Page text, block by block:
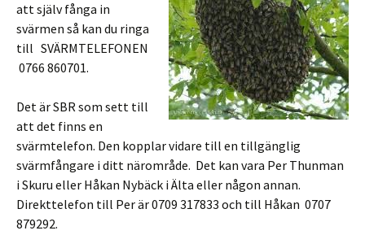
att själv fånga in
svärmen så kan du ringa
till SVÄRMTELEFONEN
0766 860701.
Det är SBR som sett till
att det finns en
svärmtelefon. Den kopplar vidare till en tillgänglig
svärmfångare i ditt närområde. Det kan vara Per Thunman
i Skuru eller Håkan Nybäck i Älta eller någon annan.
Direkttelefon till Per är 0709 317833 och till Håkan 0707
879292.